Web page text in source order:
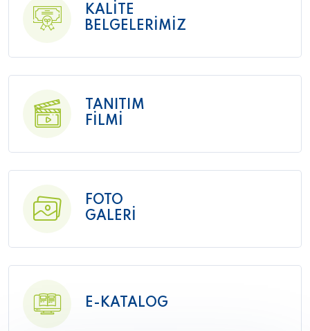
KALİTE
BELGELERİMİZ
TANITIM
FİLMİ
FOTO
GALERİ
E-KATALOG